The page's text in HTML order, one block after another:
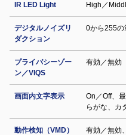
IR LED Light High／
デジタルノイズリ
ダクション
0から255の
プライバシーゾー
ン／VIQS
有効／無効
画面内文字表示
On／Off、
らがな、カ
動作検知（VMD） 有効／無効